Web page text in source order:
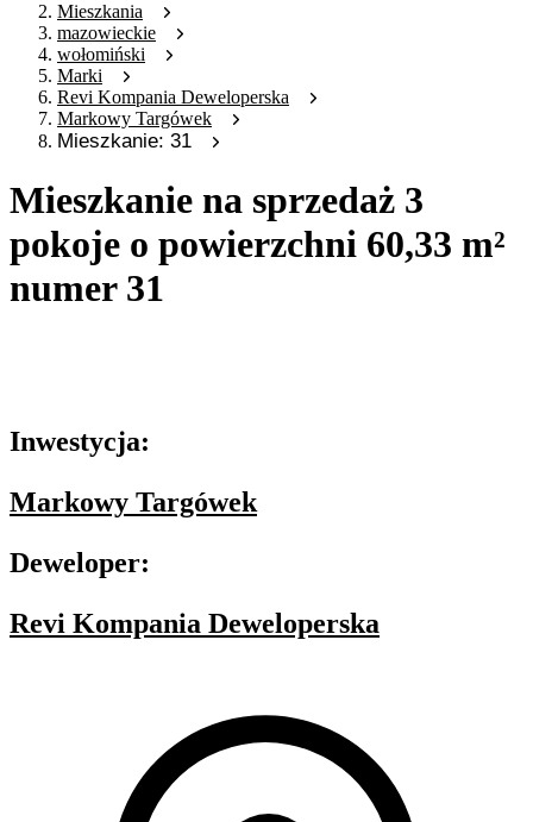
Mieszkania
mazowieckie
wołomiński
Marki
Revi Kompania Deweloperska
Markowy Targówek
Mieszkanie: 31
Mieszkanie na sprzedaż 3
pokoje o powierzchni 60,33 m²
numer 31
Inwestycja:
Markowy Targówek
Deweloper:
Revi Kompania Deweloperska